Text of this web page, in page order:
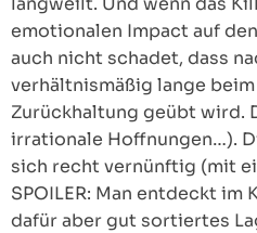
emotionalen Impact auf
auch nicht schadet, dass
verhältnismäßig lange
Zurückhaltung geübt wird.
irrationale Hoffnungen…).
sich recht vernünftig (mit
SPOILER: Man entdeckt
dafür aber gut sortiertes